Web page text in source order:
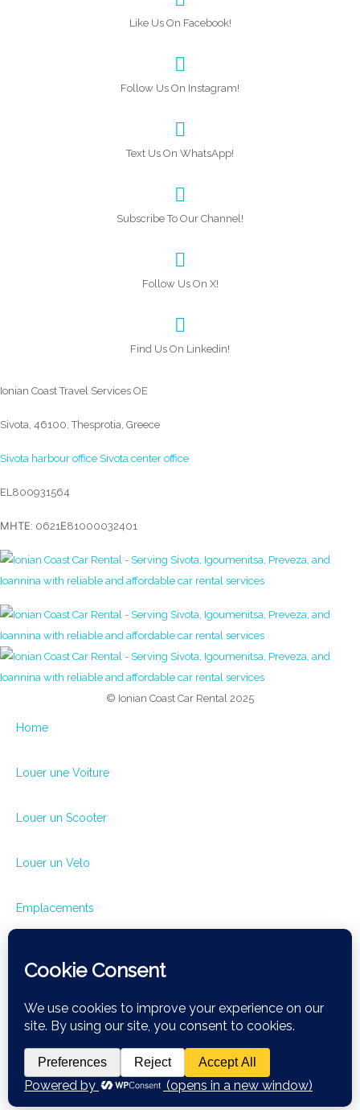
Like Us On Facebook!
Follow Us On Instagram!
Text Us On WhatsApp!
Subscribe To Our Channel!
Follow Us On X!
Find Us On Linkedin!
Ionian Coast Travel Services OE
Sivota, 46100, Thesprotia, Greece
Sivota harbour office Sivota center office
EL800931564
ΜΗΤΕ: 0621Ε81000032401
© Ionian Coast Car Rental 2025
Home
Louer une Voiture
Louer un Scooter
Louer un Velo
Emplacements